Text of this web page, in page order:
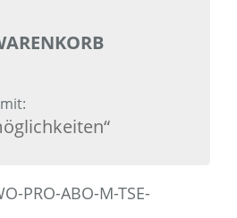
PRO-ABO-M-TSE-